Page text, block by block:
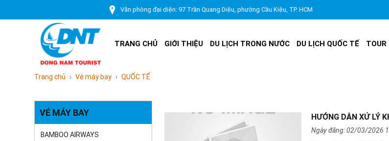
Văn phòng đại diện: 97 Trần Quang Diệu, phường Cầu Kiệu, TP. HCM
TRANG CHỦ GIỚI THIỆU DU LỊCH TRONG NƯỚC DU LỊCH QUỐC TẾ TOUR
Trang chủ Vé máy bay QUỐC TẾ
VÉ MÁY BAY
BAMBOO AIRWAYS
HƯỚNG DẪN XỬ LÝ
Ngày đăng: 02/03/2026